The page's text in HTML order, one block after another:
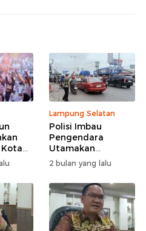
Kota
Lampung Selatan
Polisi Imbau
Pengendara
Utamakan
Keselamatan di
Tengah Kepadatan
Lalu Lintas Pagi
Hari
2 bulan yang lalu